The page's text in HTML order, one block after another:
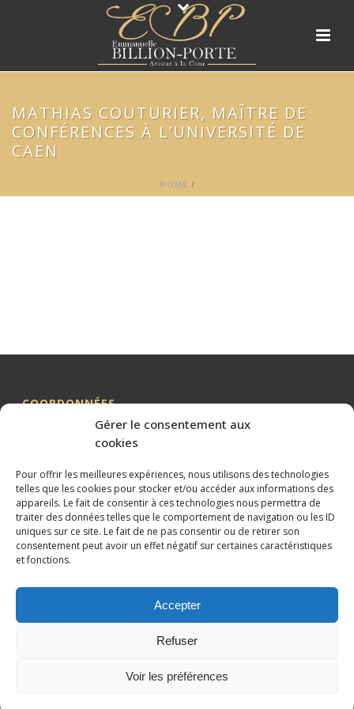
Gérer le consentement aux
cookies
Pour offrir les meilleures expériences, nous utilisons des technologies
telles que les cookies pour stocker et/ou accéder aux informations des
appareils. Le fait de consentir à ces technologies nous permettra de
traiter des données telles que le comportement de navigation ou les ID
uniques sur ce site. Le fait de ne pas consentir ou de retirer son
consentement peut avoir un effet négatif sur certaines caractéristiques
et fonctions.
Accepter
Refuser
Voir les préférences
MATHIAS COUTURIER, MAÎTRE DE
CONFÉRENCES À L’UNIVERSITÉ DE
CAEN
HOME /
COORDONNÉES
Me BILLION-PORTE
1 Avenue de la Gaillarde
34000 MONTPELLIER
04 99 62 19 01
09 82 63 51 79
Mentions légales